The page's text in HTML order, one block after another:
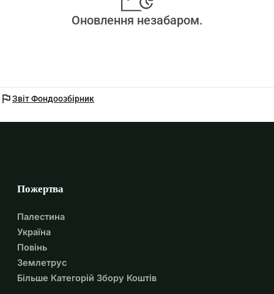
Оновлення незабаром.
flagЗвіт Фондоозбірник
Пожертва
Палестина
Україна
Повінь
Землетрус
Більше Категорій Збору Коштів